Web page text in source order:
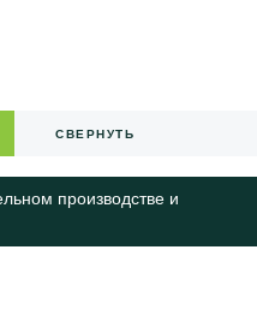
СВЕРНУТЬ
производстве и